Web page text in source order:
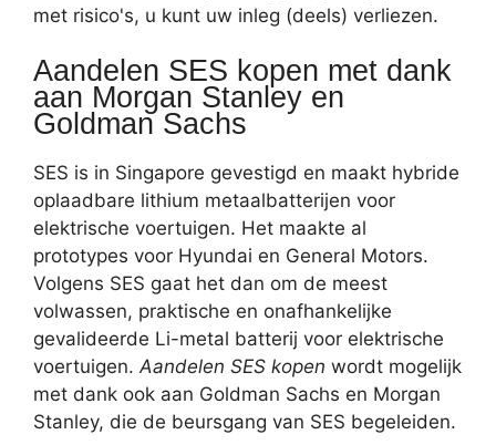
met risico's, u kunt uw inleg (deels) verliezen.
Aandelen SES kopen met dank
aan Morgan Stanley en
Goldman Sachs
SES is in Singapore gevestigd en maakt hybride
oplaadbare lithium metaalbatterijen voor
elektrische voertuigen. Het maakte al
prototypes voor Hyundai en General Motors.
Volgens SES gaat het dan om de meest
volwassen, praktische en onafhankelijke
gevalideerde Li-metal batterij voor elektrische
voertuigen.Aandelen SES kopen wordt mogelijk
met dank ook aan Goldman Sachs en Morgan
Stanley, die de beursgang van SES begeleiden.